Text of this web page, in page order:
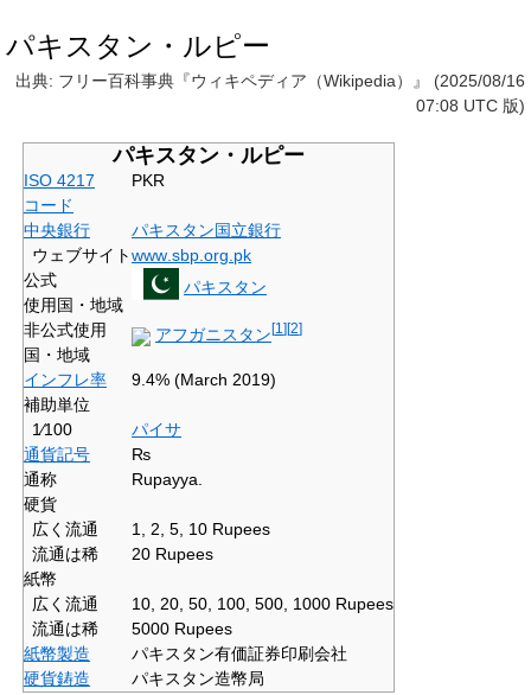
パキスタン・ルピー
出典: フリー百科事典『ウィキペディア（Wikipedia）』 (2025/08/16
07:08 UTC 版)
パキスタン・ルピー
ISO 4217
コード
PKR
中央銀行
パキスタン国立銀行
ウェブサイトwww .sbp .org .pk
公式
使用国・地域
パキスタン
非公式使用
国・地域
アフガニスタン[1 ][2]
インフレ率
9.4% (March 2019)
補助単位
1⁄100
パイサ
通貨記号
₨
通称
Rupayya.
硬貨
広く流通
1, 2, 5, 10 Rupees
流通は稀
20 Rupees
紙幣
広く流通
10, 20, 50, 100, 500, 1000 Rupees
流通は稀
5000 Rupees
紙幣製造
パキスタン有価証券印刷会社
硬貨鋳造
パキスタン造幣局